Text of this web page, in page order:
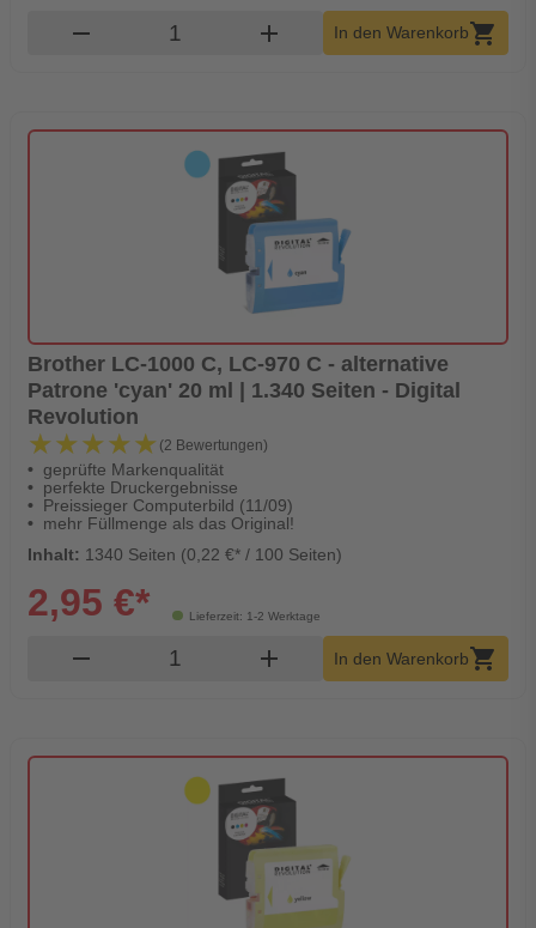
remove Produkt Warenkorb Menge
add In den Warenkorbshopping_cart
Brother LC-1000 C, LC-970 C - alternative
Patrone 'cyan' 20 ml | 1.340 Seiten - Digital
Revolution
★★★★★
★★★★★ (2 Bewertungen)
geprüfte Markenqualität
perfekte Druckergebnisse
Preissieger Computerbild (11/09)
mehr Füllmenge als das Original!
Inhalt: 1340 Seiten (0,22 €* / 100 Seiten)
Lieferzeit: 1-2 Werktage
2,95 €*
remove Produkt Warenkorb Menge
add In den Warenkorbshopping_cart